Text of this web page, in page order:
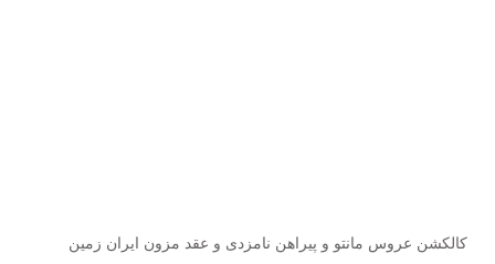
کالکشن عروس مانتو و پیراهن نامزدی و عقد مزون ایران زمین